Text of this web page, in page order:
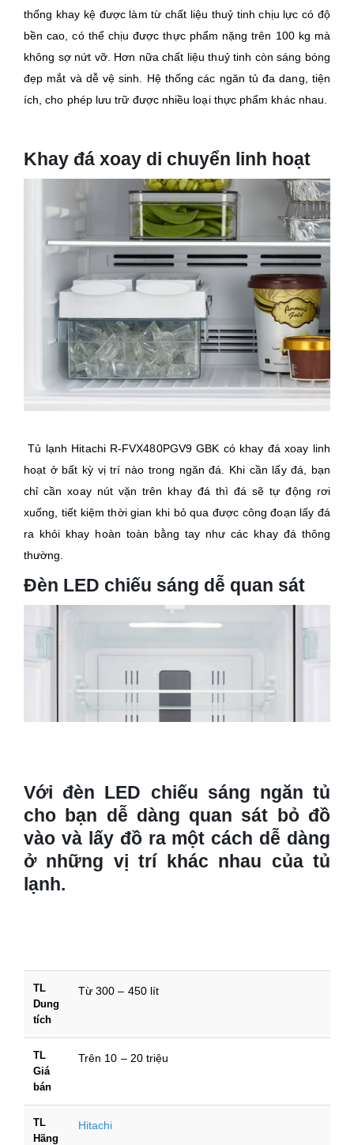
thống khay kệ được làm từ chất liệu thuỷ tinh chịu lực có độ
bền cao, có thể chịu được thực phẩm nặng trên 100 kg mà
không sợ nứt vỡ. Hơn nữa chất liệu thuỷ tinh còn sáng bóng
đẹp mắt và dễ vệ sinh. Hệ thống các ngăn tủ đa dang, tiện
ích, cho phép lưu trữ được nhiều loại thực phẩm khác nhau.
Khay đá xoay di chuyển linh hoạt
Tủ lạnh Hitachi R-FVX480PGV9 GBK có khay đá xoay linh
hoạt ở bất kỳ vị trí nào trong ngăn đá. Khi cần lấy đá, bạn
chỉ cần xoay nút vặn trên khay đá thì đá sẽ tự động rơi
xuống, tiết kiệm thời gian khi bỏ qua được công đoạn lấy đá
ra khỏi khay hoàn toàn bằng tay như các khay đá thông
thường.
Đèn LED chiếu sáng dễ quan sát
Với đèn LED chiếu sáng ngăn tủ
cho bạn dễ dàng quan sát bỏ đồ
vào và lấy đồ ra một cách dễ dàng
ở những vị trí khác nhau của tủ
lạnh.
TL
Dung
tích
Từ 300 – 450 lít
TL
Giá
bán
Trên 10 – 20 triệu
TL
Hãng
Hitachi